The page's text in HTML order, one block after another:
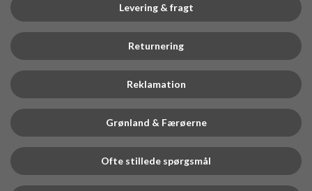
Levering & fragt
Returnering
Reklamation
Grønland & Færøerne
Ofte stillede spørgsmål